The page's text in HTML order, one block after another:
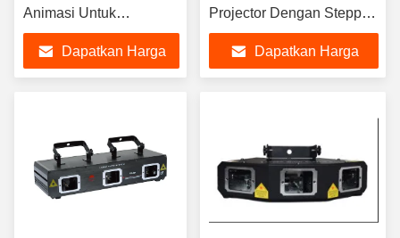
Animasi Untuk
Pertunjukan Panggung
Dapatkan Harga
Projector Dengan Stepper
Motor
Dapatkan Harga